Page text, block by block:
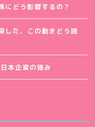
にどう影響するの？
した、この動きどう読
本企業の強み